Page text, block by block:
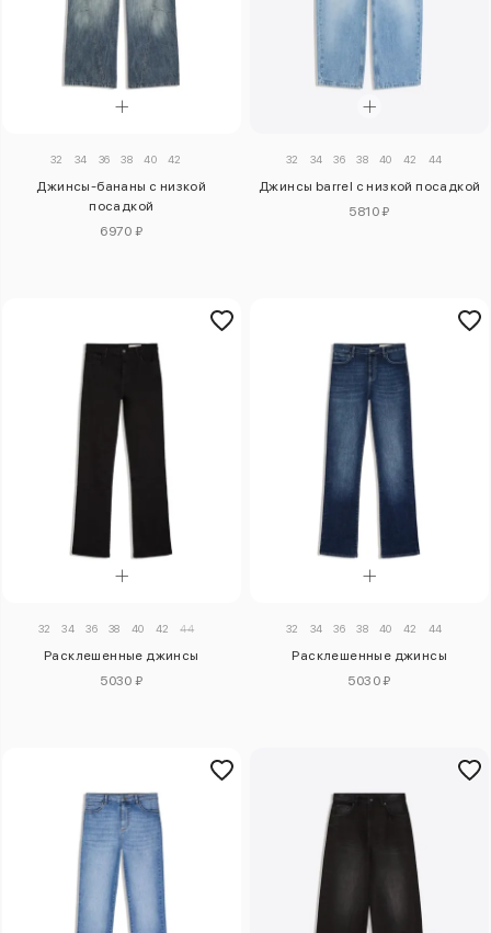
32 34 36 38 40 42
Джинсы-бананы с низкой
посадкой
6970 ₽
32 34 36 38 40 42 44
Джинсы barrel с низкой посадкой
5810 ₽
32 34 36 38 40 42 44
Расклешенные джинсы
5030 ₽
32 34 36 38 40 42 44
Расклешенные джинсы
5030 ₽